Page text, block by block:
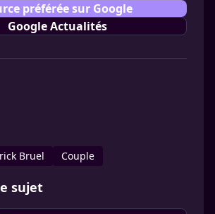
préférée sur Google
Google Actualités
Bruel Couple
sujet